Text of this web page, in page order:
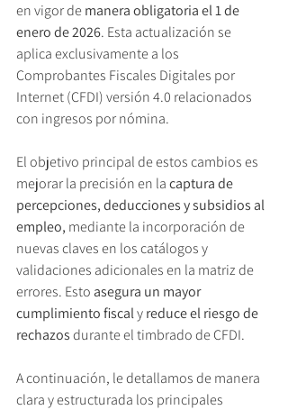
en vigor de manera obligatoria el 1 de
enero de 2026. Esta actualización se
aplica exclusivamente a los
Comprobantes Fiscales Digitales por
Internet (CFDI) versión 4.0 relacionados
con ingresos por nómina.
El objetivo principal de estos cambios es
mejorar la precisión en la captura de
percepciones, deducciones y subsidios al
empleo, mediante la incorporación de
nuevas claves en los catálogos y
validaciones adicionales en la matriz de
errores. Esto asegura un mayor
cumplimiento fiscal y reduce el riesgo de
rechazos durante el timbrado de CFDI.
A continuación, le detallamos de manera
clara y estructurada los principales